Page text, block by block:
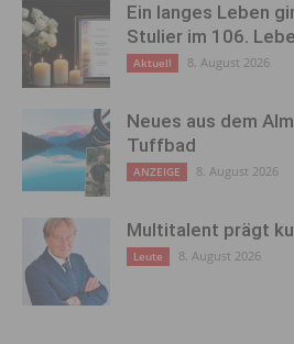
Ein langes Leben
Stulier im 106.
Aktuell 8. August 2026
Neues aus dem
Tuffbad
ANZEIGE 8. August 2026
Multitalent prägt
Leute 8. August 2026